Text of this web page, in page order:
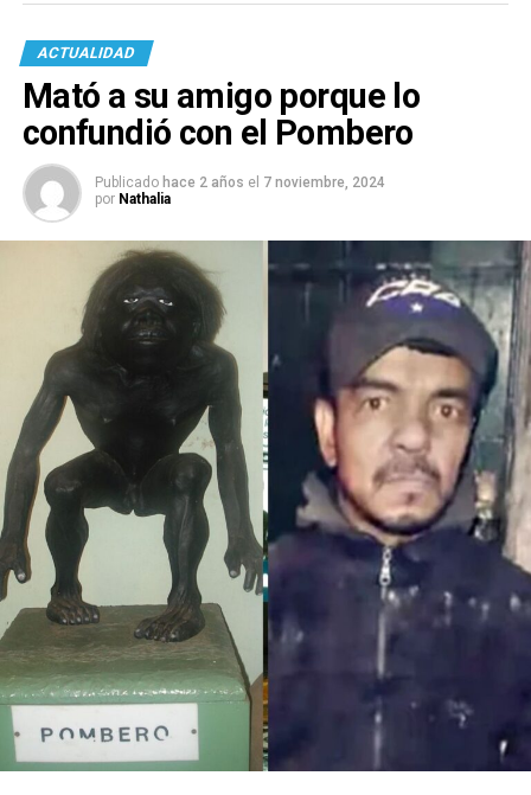
ACTUALIDAD
Mató a su amigo porque lo
confundió con el Pombero
Publicado hace 2 años el 7 noviembre, 2024
por Nathalia